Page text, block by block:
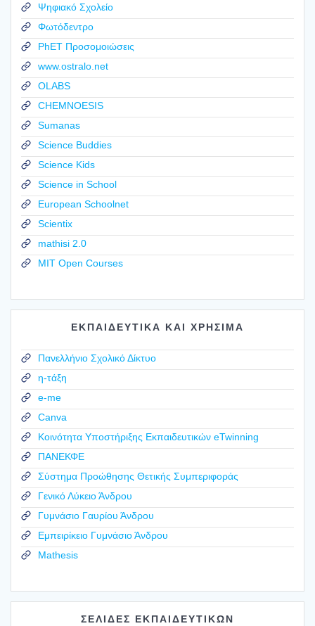
Ψηφιακό Σχολείο
Φωτόδεντρο
PhET Προσομοιώσεις
www.ostralo.net
OLABS
CHEMNOESIS
Sumanas
Science Buddies
Science Kids
Science in School
European Schoolnet
Scientix
mathisi 2.0
MIT Open Courses
ΕΚΠΑΙΔΕΥΤΙΚΑ ΚΑΙ ΧΡΗΣΙΜΑ
Πανελλήνιο Σχολικό Δίκτυο
η-τάξη
e-me
Canva
Κοινότητα Υποστήριξης Εκπαιδευτικών eTwinning
ΠΑΝΕΚΦΕ
Σύστημα Προώθησης Θετικής Συμπεριφοράς
Γενικό Λύκειο Άνδρου
Γυμνάσιο Γαυρίου Άνδρου
Εμπειρίκειο Γυμνάσιο Άνδρου
Mathesis
ΣΕΛΙΔΕΣ ΕΚΠΑΙΔΕΥΤΙΚΩΝ